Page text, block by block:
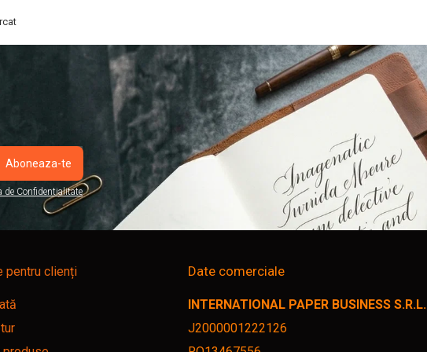
de Confidentialitate
pentru clienți Date comerciale
INTERNATIONAL PAPER BUSINESS S.R.L.
J2000001222126